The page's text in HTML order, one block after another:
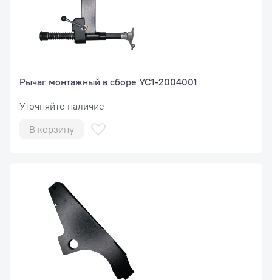
Рычаг монтажный в сборе YC1-2004001
Уточняйте наличие
В корзину